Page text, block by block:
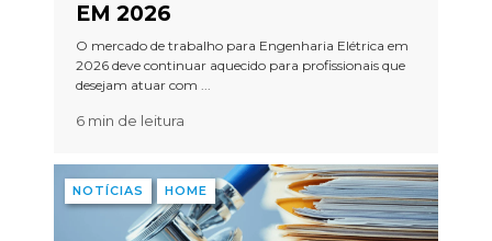
EM 2026
O mercado de trabalho para Engenharia Elétrica em
2026 deve continuar aquecido para profissionais que
desejam atuar com ...
6 min de leitura
NOTÍCIAS HOME